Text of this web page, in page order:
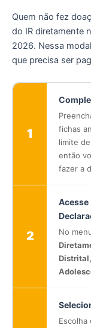
Quem não fez
do IR diretamente
2026. Nessa
que precisa ser
1
fichas
limite
então
fazer a
2
Acesse
No